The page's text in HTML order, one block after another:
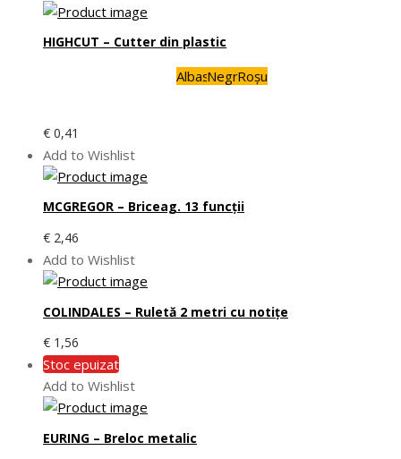
HIGHCUT – Cutter din plastic
AlbastruNegruRoșu
€ 0,41
Add to Wishlist
MCGREGOR – Briceag. 13 funcţii
€ 2,46
Add to Wishlist
COLINDALES – Ruletă 2 metri cu notițe
€ 1,56
Stoc epuizat
Add to Wishlist
EURING – Breloc metalic